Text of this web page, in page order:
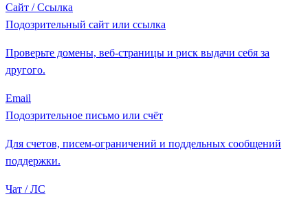
Сайт / Ссылка
Подозрительный сайт или ссылка
Проверьте домены, веб-страницы и риск выдачи себя за
другого.
Email
Подозрительное письмо или счёт
Для счетов, писем-ограничений и поддельных сообщений
поддержки.
Чат / ЛС